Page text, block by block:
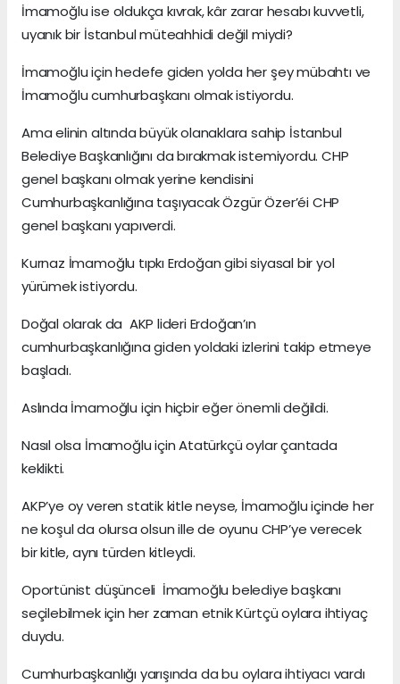
İmamoğlu ise oldukça kıvrak, kâr zarar hesabı kuvvetli,
uyanık bir İstanbul müteahhidi değil miydi?
İmamoğlu için hedefe giden yolda her şey mübahtı ve
İmamoğlu cumhurbaşkanı olmak istiyordu.
Ama elinin altında büyük olanaklara sahip İstanbul
Belediye Başkanlığını da bırakmak istemiyordu. CHP
genel başkanı olmak yerine kendisini
Cumhurbaşkanlığına taşıyacak Özgür Özer’éi CHP
genel başkanı yapıverdi.
Kurnaz İmamoğlu tıpkı Erdoğan gibi siyasal bir yol
yürümek istiyordu.
Doğal olarak da AKP lideri Erdoğan’ın
cumhurbaşkanlığına giden yoldaki izlerini takip etmeye
başladı.
Aslında İmamoğlu için hiçbir eğer önemli değildi.
Nasıl olsa İmamoğlu için Atatürkçü oylar çantada
keklikti.
AKP’ye oy veren statik kitle neyse, İmamoğlu içinde her
ne koşul da olursa olsun ille de oyunu CHP’ye verecek
bir kitle, aynı türden kitleydi.
Oportünist düşünceli İmamoğlu belediye başkanı
seçilebilmek için her zaman etnik Kürtçü oylara ihtiyaç
duydu.
Cumhurbaşkanlığı yarışında da bu oylara ihtiyacı vardı